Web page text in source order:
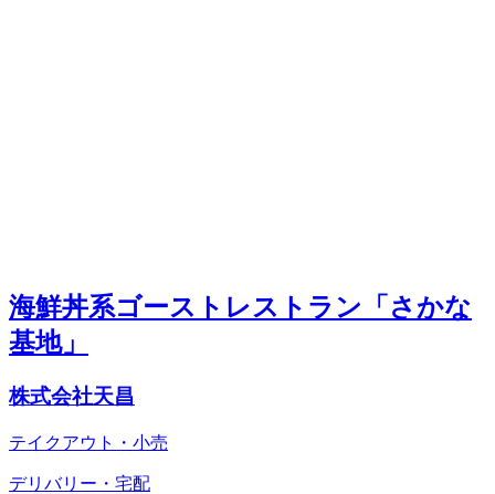
海鮮丼系ゴーストレストラン「さかな
基地」
株式会社天昌
テイクアウト・小売
デリバリー・宅配